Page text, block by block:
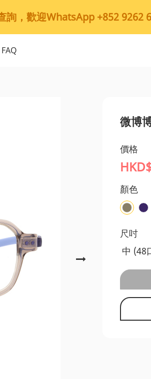
詢，歡迎WhatsApp +852 9262
FAQ
微博
價格
顏色
尺吋
中 (48